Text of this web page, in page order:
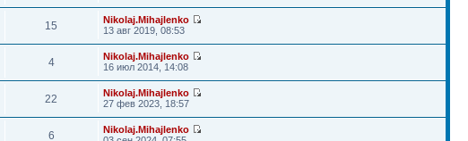
15
Nikolaj.Mihajlenko
13 авг 2019, 08:53
4
Nikolaj.Mihajlenko
16 июл 2014, 14:08
22
Nikolaj.Mihajlenko
27 фев 2023, 18:57
6
Nikolaj.Mihajlenko